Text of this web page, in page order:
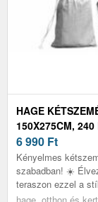
HAGE
150X275CM, 240
6 990 Ft
Kényelmes
szabadban! ☀️
teraszon ezzel a